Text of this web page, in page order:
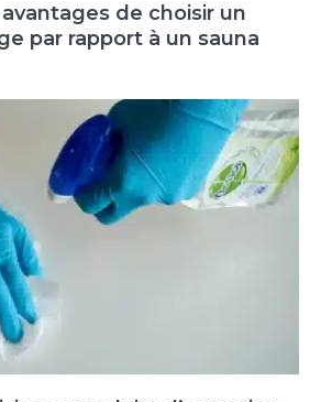
de choisir un
par rapport à un sauna